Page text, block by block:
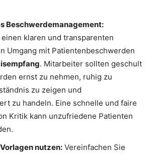
Beschwerdemanagement:
klaren und transparenten
Umgang mit Patientenbeschwerden
. Mitarbeiter sollten geschult
ernst zu nehmen, ruhig zu
zu zeigen und
zu handeln. Eine schnelle und faire
Kritik kann unzufriedene Patienten
nutzen: Vereinfachen Sie